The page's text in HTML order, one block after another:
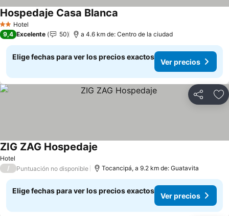
2 Estrellas
Hotel
Hospedaje Casa Blanca
9,4 Excelente 50 a 4.6 km de: Centro de la ciudad
Elige fechas para ver los precios exactos
Ver precios
Compartir
Hotel
ZIG ZAG Hospedaje
/ Puntuación no disponible Tocancipá, a 9.2 km de: Guatavita
Elige fechas para ver los precios exactos
Ver precios